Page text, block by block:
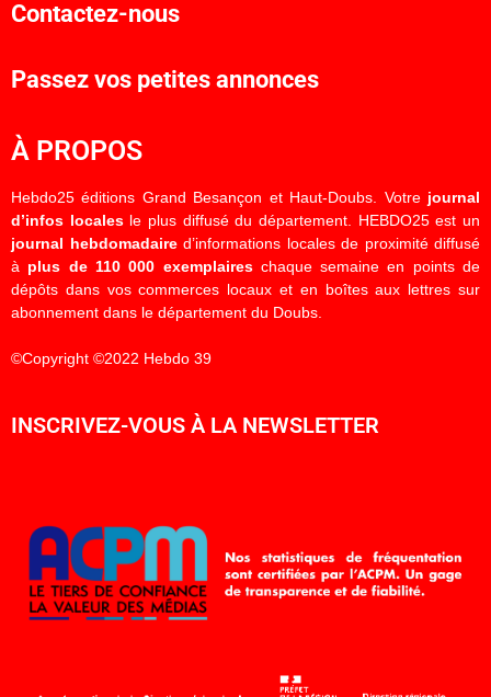
Contactez-nous
Passez vos petites annonces
À PROPOS
Hebdo25 éditions Grand Besançon et Haut-Doubs. Votre journal
d’infos localesle plus diffusé du département. HEBDO25 est un
journal hebdomadaired’informations locales de proximité diffusé
à plus de 110 000 exemplaireschaque semaine en points de
dépôts dans vos commerces locaux et en boîtes aux lettres sur
abonnement dans le département du Doubs.
©Copyright ©2022 Hebdo 39
INSCRIVEZ-VOUS À LA NEWSLETTER